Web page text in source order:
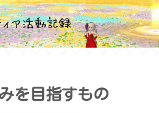
を目指すもの